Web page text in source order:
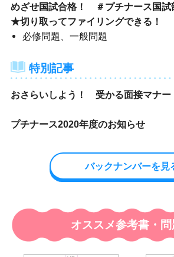
めざせ国試合格！ ＃プチナース国試
★切り取ってファイリングできる！
必修問題、一般問題
特別記事
おさらいしよう！ 受かる面接マナー
プチナース2020年度のお知らせ
バックナンバーを見
オススメ参考書・問